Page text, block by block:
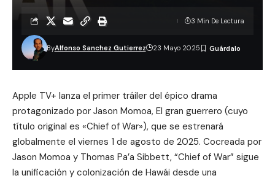
ByAlfonso Sanchez Gutierrez 23 Mayo 2025
3 Min De Lectura
Apple TV+ lanza el primer tráiler del épico drama
protagonizado por Jason Momoa, El gran guerrero (cuyo
título original es «Chief of War»), que se estrenará
globalmente el viernes 1 de agosto de 2025. Cocreada por
Jason Momoa y Thomas Pa’a Sibbett, “Chief of War” sigue
la unificación y colonización de Hawái desde una